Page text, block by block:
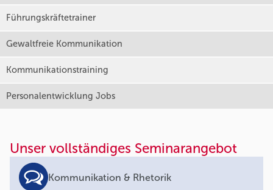
Führungskräftetrainer
Gewaltfreie Kommunikation
Kommunikationstraining
Personalentwicklung Jobs
Unser vollständiges Seminarangebot
Kommunikation & Rhetorik